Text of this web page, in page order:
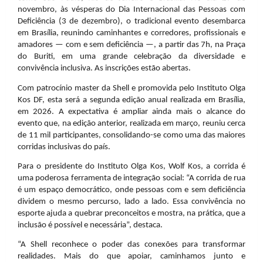
novembro, às vésperas do Dia Internacional das Pessoas com
Deficiência (3 de dezembro), o tradicional evento desembarca
em Brasília, reunindo caminhantes e corredores, profissionais e
amadores — com e sem deficiência —, a partir das 7h, na Praça
do Buriti, em uma grande celebração da diversidade e
convivência inclusiva. As inscrições estão abertas.
Com patrocínio master da Shell e promovida pelo Instituto Olga
Kos DF, esta será a segunda edição anual realizada em Brasília,
em 2026. A expectativa é ampliar ainda mais o alcance do
evento que, na edição anterior, realizada em março, reuniu cerca
de 11 mil participantes, consolidando-se como uma das maiores
corridas inclusivas do país.
Para o presidente do Instituto Olga Kos, Wolf Kos, a corrida é
uma poderosa ferramenta de integração social: “A corrida de rua
é um espaço democrático, onde pessoas com e sem deficiência
dividem o mesmo percurso, lado a lado. Essa convivência no
esporte ajuda a quebrar preconceitos e mostra, na prática, que a
inclusão é possível e necessária”, destaca.
“A Shell reconhece o poder das conexões para transformar
realidades. Mais do que apoiar, caminhamos junto e